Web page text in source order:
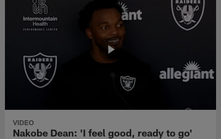
VIDEO
Nakobe Dean: 'I feel good, ready to go'